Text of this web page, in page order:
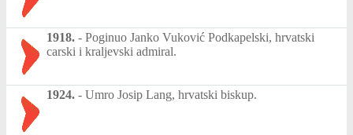
1918. - Poginuo Janko Vuković Podkapelski, hrvatski
carski i kraljevski admiral.
1924. - Umro Josip Lang, hrvatski biskup.